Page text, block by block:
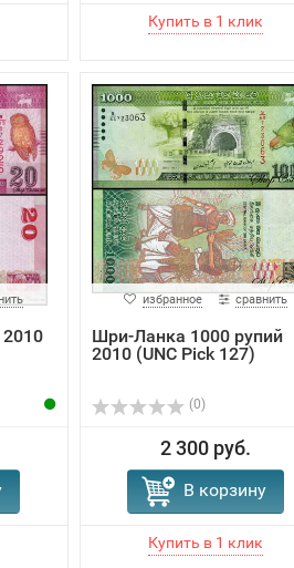
избранное сравнить
Шри-Ланка 1000 рупий
2010 (UNC Pick 127)
(0)
2 300 руб.
В корзину